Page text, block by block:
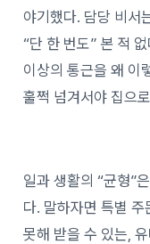
야기했다. 담당 비서
“단 한 번도” 본 적
이상의 통근을 왜 이
훌쩍 넘겨서야 집으
일과 생활의 “균형”
다. 말하자면 특별
못해 받을 수 있는,